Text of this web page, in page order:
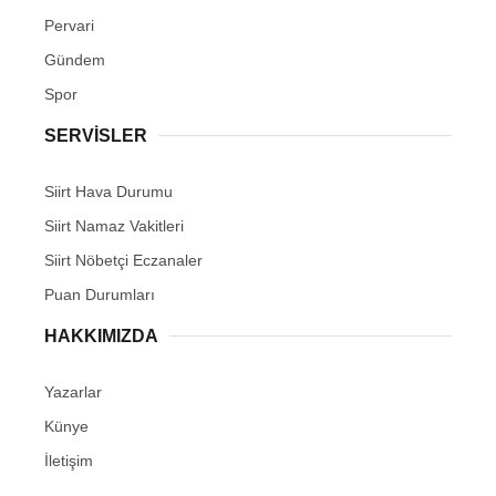
Pervari
Gündem
Spor
SERVİSLER
Siirt Hava Durumu
Siirt Namaz Vakitleri
Siirt Nöbetçi Eczanaler
Puan Durumları
HAKKIMIZDA
Yazarlar
Künye
İletişim